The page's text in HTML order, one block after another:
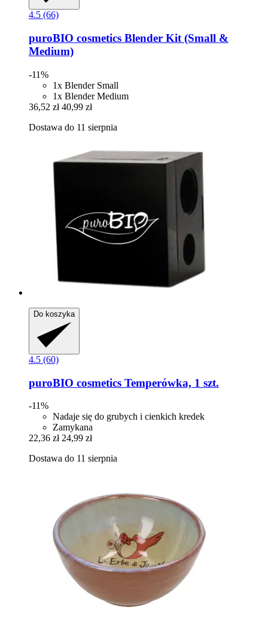
4.5 (66)
puroBIO cosmetics Blender Kit (Small &
Medium)
-11%
1x Blender Small
1x Blender Medium
36,52 zł 40,99 zł
Dostawa do 11 sierpnia
Do koszyka
4.5 (60)
puroBIO cosmetics Temperówka, 1 szt.
-11%
Nadaje się do grubych i cienkich kredek
Zamykana
22,36 zł 24,99 zł
Dostawa do 11 sierpnia